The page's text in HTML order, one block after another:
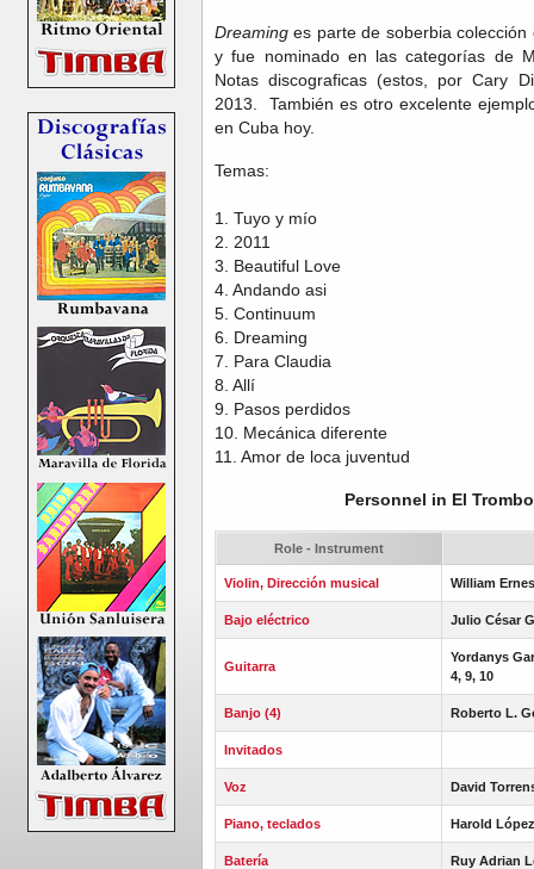
Dreaming es parte de soberbia
y fue nominado en las categorías de
Notas discograficas (estos, por Cary
2013. También es otro excelente
en Cuba hoy.
Temas:
1. Tuyo y mío
2. 2011
3. Beautiful Love
4. Andando asi
5. Continuum
6. Dreaming
7. Para Claudia
8. Allí
9. Pasos perdidos
10. Mecánica diferente
11. Amor de loca juventud
Personnel in El
Role - Instrument
Violin, Dirección musical William
Bajo eléctrico Julio César
Guitarra
Yordanys
4, 9, 10
Banjo (4) Roberto L.
Invitados
Voz David
Piano, teclados Harold
Batería Ruy Adrian